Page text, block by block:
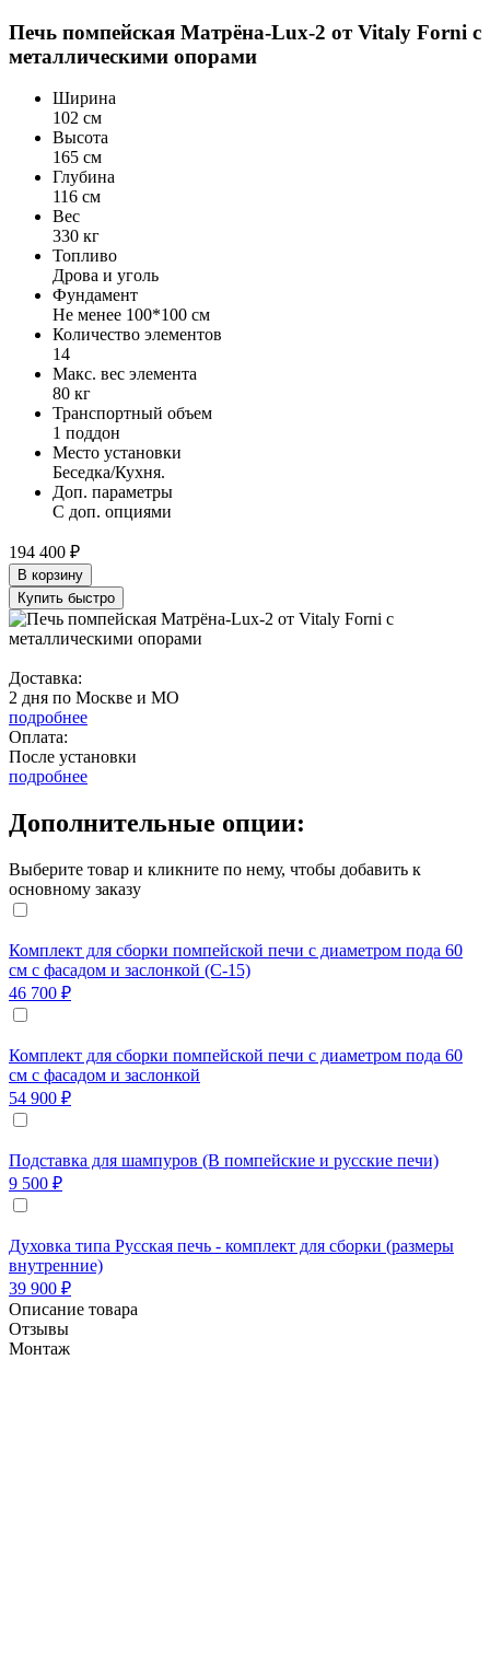
Печь помпейская Матрёна-Lux-2 от Vitaly Forni с
металлическими опорами
Ширина
102 см
Высота
165 см
Глубина
116 см
Вес
330 кг
Топливо
Дрова и уголь
Фундамент
Не менее 100*100 см
Количество элементов
14
Макс. вес элемента
80 кг
Транспортный объем
1 поддон
Место установки
Беседка/Кухня.
Доп. параметры
С доп. опциями
194 400 ₽
В корзину
Купить быстро
Доставка:
2 дня по Москве и МО
подробнее
Оплата:
После установки
подробнее
Дополнительные опции:
Выберите товар и кликните по нему, чтобы добавить к
основному заказу
Комплект для сборки помпейской печи с диаметром пода 60
см с фасадом и заслонкой (С-15)
46 700 ₽
Комплект для сборки помпейской печи с диаметром пода 60
см с фасадом и заслонкой
54 900 ₽
Подставка для шампуров (В помпейские и русские печи)
9 500 ₽
Духовка типа Русская печь - комплект для сборки (размеры
внутренние)
39 900 ₽
Описание товара
Отзывы
Монтаж